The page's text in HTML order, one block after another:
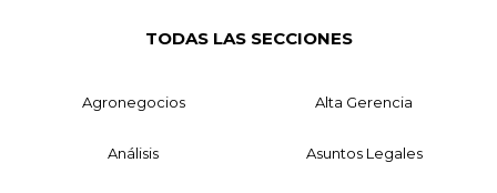
TODAS LAS SECCIONES
Agronegocios Alta Gerencia
Análisis Asuntos Legales